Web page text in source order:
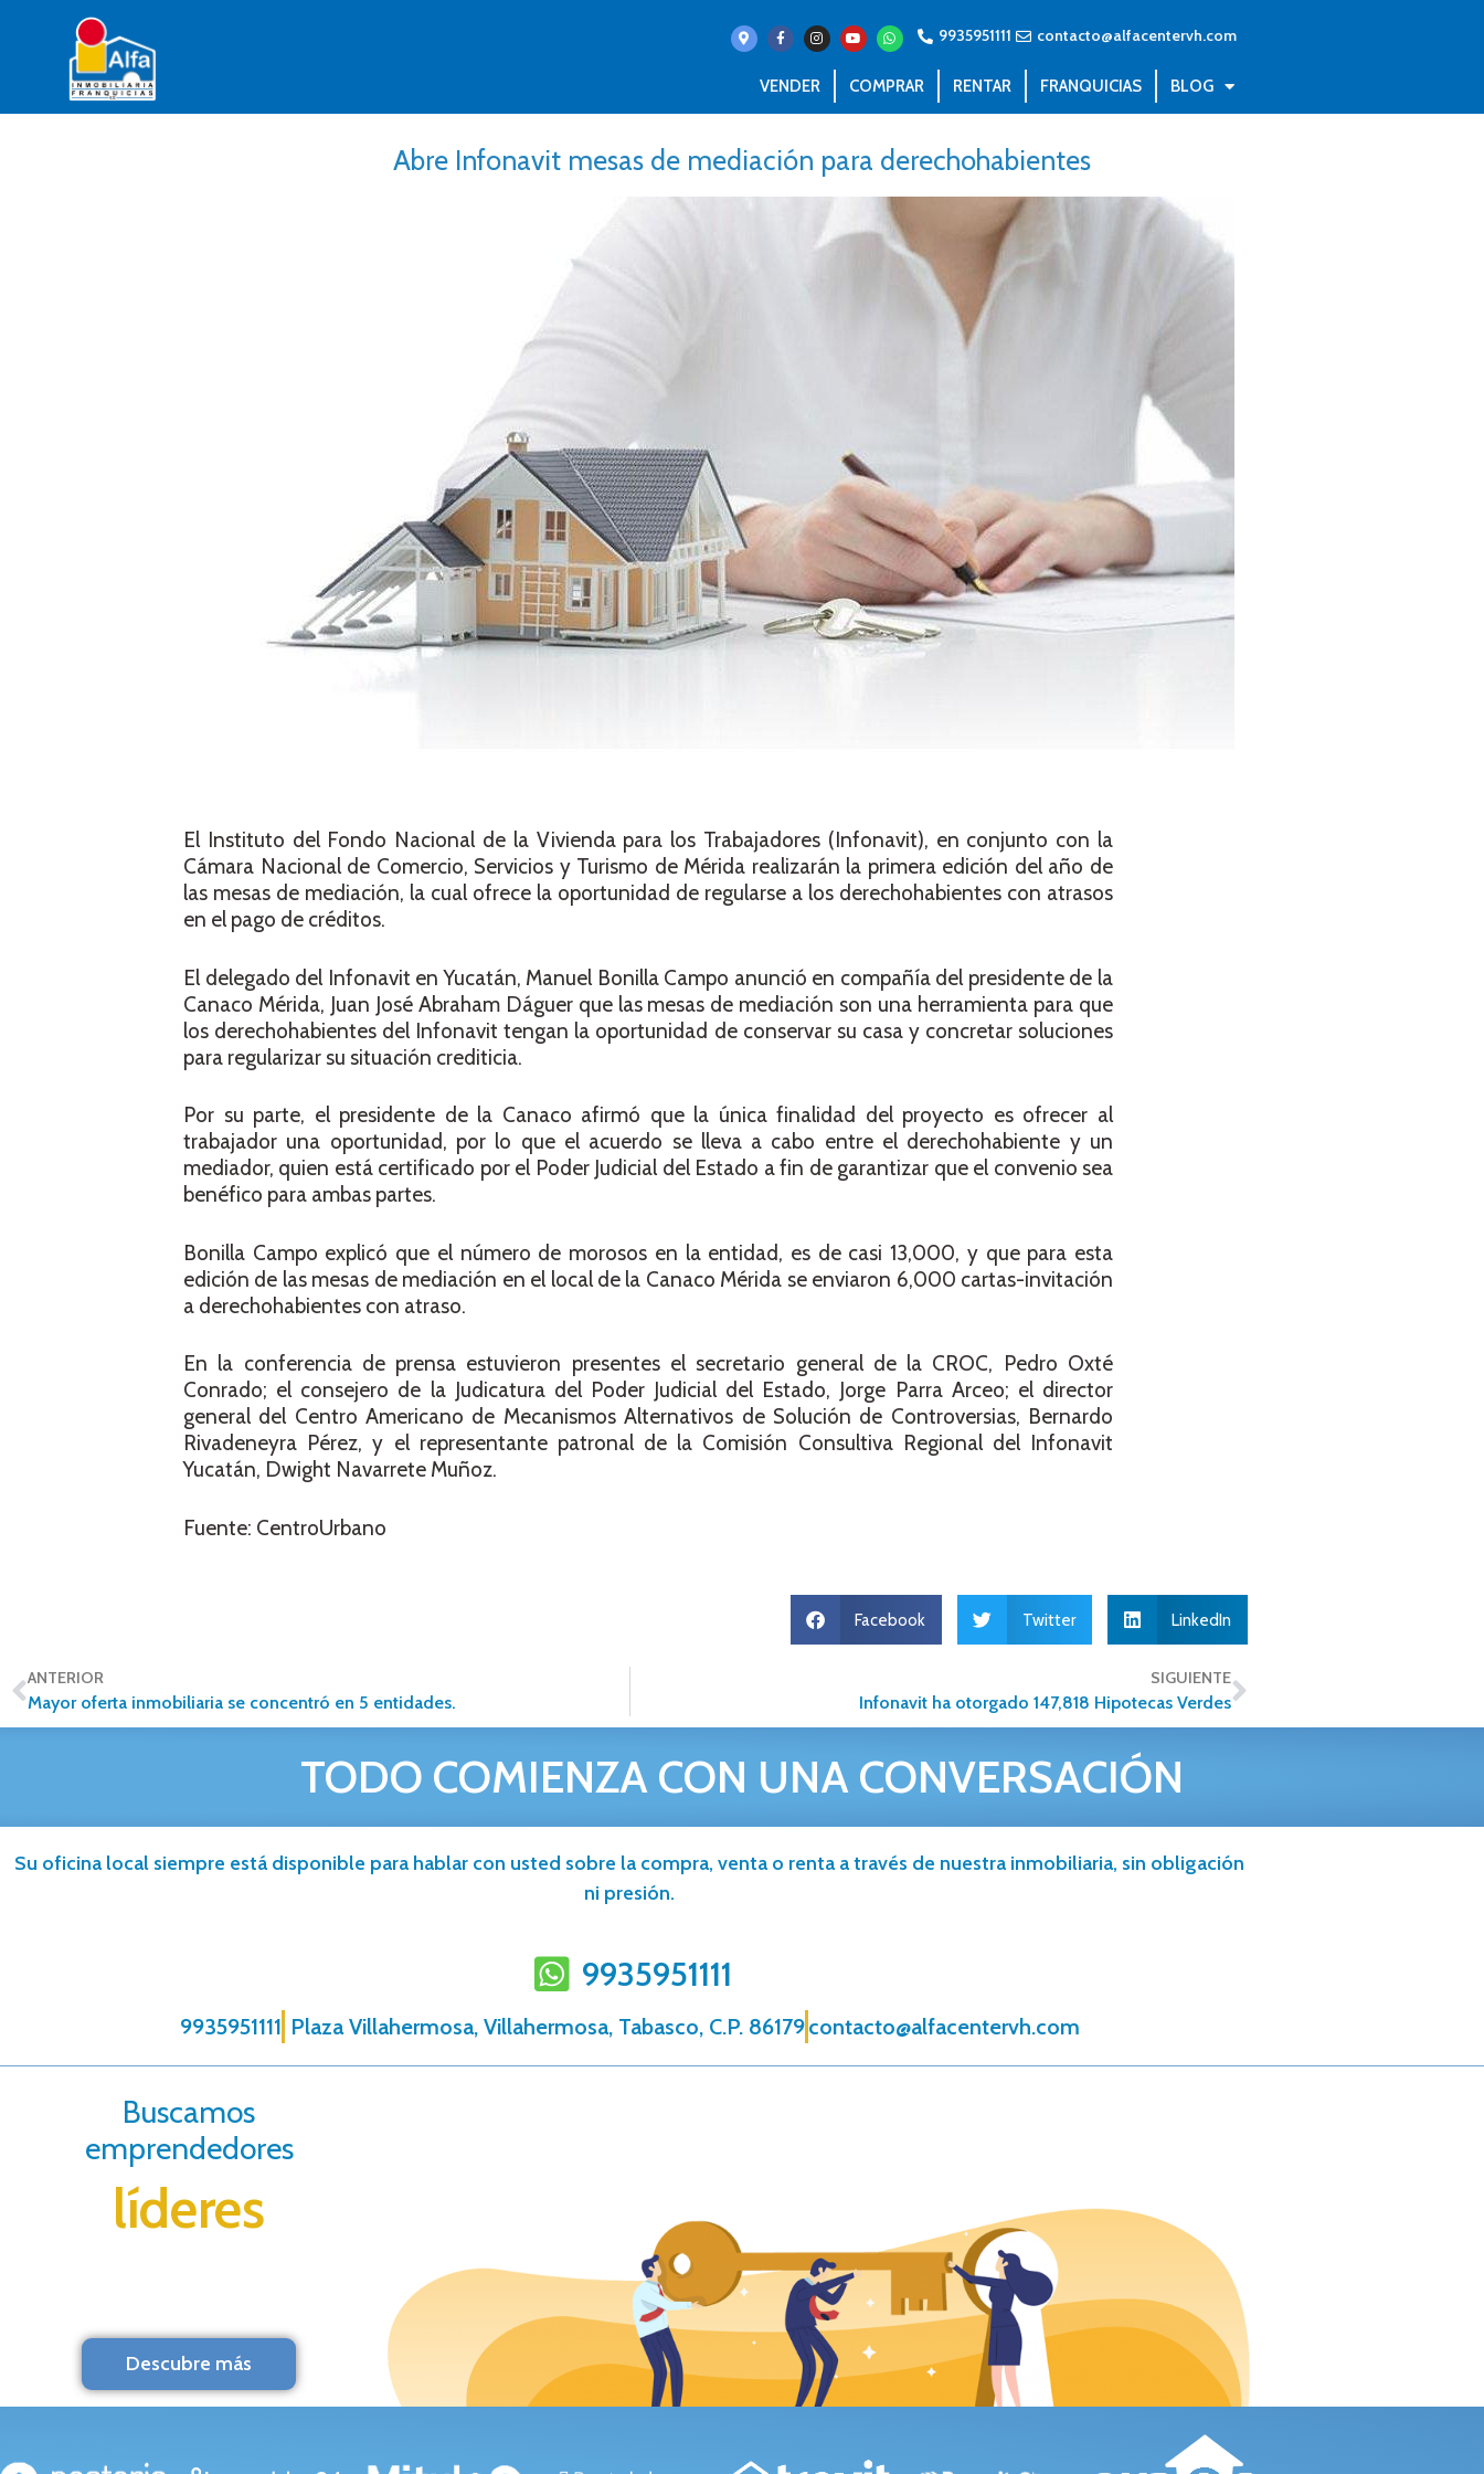
9935951111 contacto@alfacentervh.com
VENDER COMPRAR RENTAR FRANQUICIAS BLOG
Abre Infonavit mesas de mediación para derechohabientes
El Instituto del Fondo Nacional de la Vivienda para los Trabajadores (Infonavit), en conjunto con la
Cámara Nacional de Comercio, Servicios y Turismo de Mérida realizarán la primera edición del año de
las mesas de mediación, la cual ofrece la oportunidad de regularse a los derechohabientes con atrasos
en el pago de créditos.
El delegado del Infonavit en Yucatán, Manuel Bonilla Campo anunció en compañía del presidente de la
Canaco Mérida, Juan José Abraham Dáguer que las mesas de mediación son una herramienta para que
los derechohabientes del Infonavit tengan la oportunidad de conservar su casa y concretar soluciones
para regularizar su situación crediticia.
Por su parte, el presidente de la Canaco afirmó que la única finalidad del proyecto es ofrecer al
trabajador una oportunidad, por lo que el acuerdo se lleva a cabo entre el derechohabiente y un
mediador, quien está certificado por el Poder Judicial del Estado a fin de garantizar que el convenio sea
benéfico para ambas partes.
Bonilla Campo explicó que el número de morosos en la entidad, es de casi 13,000, y que para esta
edición de las mesas de mediación en el local de la Canaco Mérida se enviaron 6,000 cartas-invitación
a derechohabientes con atraso.
En la conferencia de prensa estuvieron presentes el secretario general de la CROC, Pedro Oxté
Conrado; el consejero de la Judicatura del Poder Judicial del Estado, Jorge Parra Arceo; el director
general del Centro Americano de Mecanismos Alternativos de Solución de Controversias, Bernardo
Rivadeneyra Pérez, y el representante patronal de la Comisión Consultiva Regional del Infonavit
Yucatán, Dwight Navarrete Muñoz.
Fuente: CentroUrbano
Facebook Twitter LinkedIn
ANTERIOR
Mayor oferta inmobiliaria se concentró en 5 entidades.
SIGUIENTE
Infonavit ha otorgado 147,818 Hipotecas Verdes
TODO COMIENZA CON UNA CONVERSACIÓN
Su oficina local siempre está disponible para hablar con usted sobre la compra, venta o renta a través de nuestra inmobiliaria, sin obligación
ni presión.
9935951111
9935951111 Plaza Villahermosa, Villahermosa, Tabasco, C.P. 86179contacto@alfacentervh.com
Buscamos
emprendedores
líderes
Descubre más